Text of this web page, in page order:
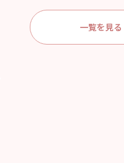
一覧を見る